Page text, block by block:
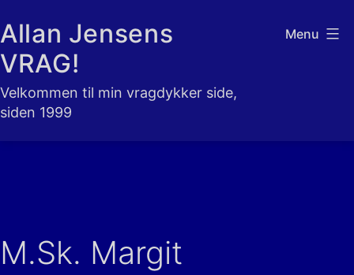
til
indhold
Allan Jensens
VRAG!
Velkommen til min vragdykker side,
siden 1999
Menu
M.Sk. Margit